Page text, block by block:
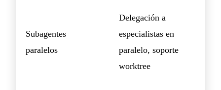
Subagentes
paralelos
Delegación a
especialistas en
paralelo, soporte
worktree